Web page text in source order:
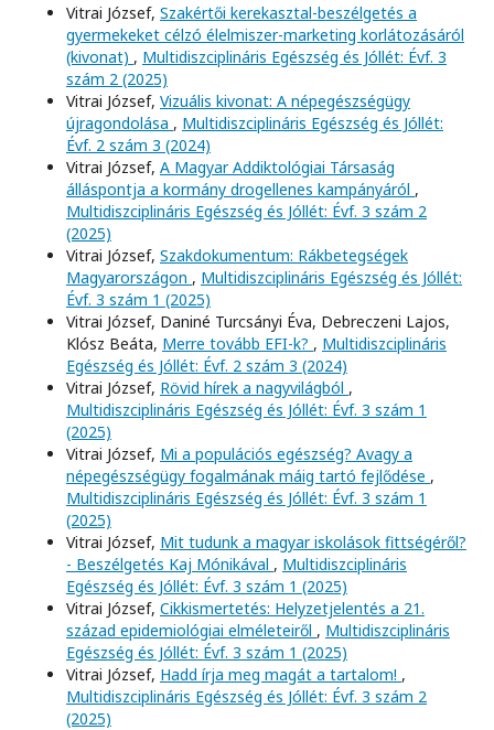
Vitrai József, Szakértői kerekasztal-beszélgetés a
gyermekeket célzó élelmiszer-marketing korlátozásáról
(kivonat) , Multidiszciplináris Egészség és Jóllét: Évf. 3
szám 2 (2025)
Vitrai József, Vizuális kivonat: A népegészségügy
újragondolása , Multidiszciplináris Egészség és Jóllét:
Évf. 2 szám 3 (2024)
Vitrai József, A Magyar Addiktológiai Társaság
álláspontja a kormány drogellenes kampányáról ,
Multidiszciplináris Egészség és Jóllét: Évf. 3 szám 2
(2025)
Vitrai József, Szakdokumentum: Rákbetegségek
Magyarországon , Multidiszciplináris Egészség és Jóllét:
Évf. 3 szám 1 (2025)
Vitrai József, Daniné Turcsányi Éva, Debreczeni Lajos,
Klósz Beáta, Merre tovább EFI-k? , Multidiszciplináris
Egészség és Jóllét: Évf. 2 szám 3 (2024)
Vitrai József, Rövid hírek a nagyvilágból ,
Multidiszciplináris Egészség és Jóllét: Évf. 3 szám 1
(2025)
Vitrai József, Mi a populációs egészség? Avagy a
népegészségügy fogalmának máig tartó fejlődése ,
Multidiszciplináris Egészség és Jóllét: Évf. 3 szám 1
(2025)
Vitrai József, Mit tudunk a magyar iskolások fittségéről?
- Beszélgetés Kaj Mónikával , Multidiszciplináris
Egészség és Jóllét: Évf. 3 szám 1 (2025)
Vitrai József, Cikkismertetés: Helyzetjelentés a 21.
század epidemiológiai elméleteiről , Multidiszciplináris
Egészség és Jóllét: Évf. 3 szám 1 (2025)
Vitrai József, Hadd írja meg magát a tartalom! ,
Multidiszciplináris Egészség és Jóllét: Évf. 3 szám 2
(2025)